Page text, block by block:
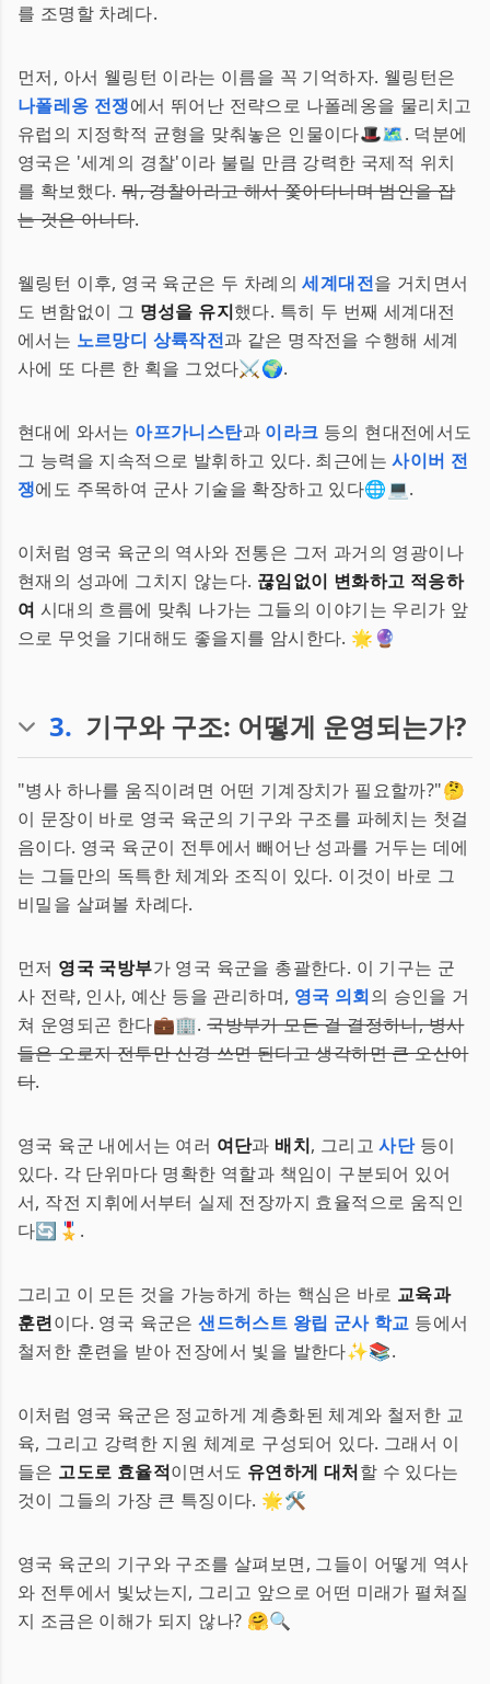
를 조명할 차례다.
먼저, 아서 웰링턴 이라는 이름을 꼭 기억하자. 웰링턴은
나폴레옹 전쟁에서 뛰어난 전략으로 나폴레옹을 물리치고
유럽의 지정학적 균형을 맞춰놓은 인물이다🎩🗺️. 덕분에
영국은 '세계의 경찰'이라 불릴 만큼 강력한 국제적 위치
를 확보했다.뭐, 경찰이라고 해서 쫓아다니며 범인을 잡
는 것은 아니다.
웰링턴 이후, 영국 육군은 두 차례의세계대전을 거치면서
도 변함없이 그 명성을 유지했다. 특히 두 번째 세계대전
에서는 노르망디 상륙작전과 같은 명작전을 수행해 세계
사에 또 다른 한 획을 그었다⚔️🌍.
현대에 와서는 아프가니스탄과 이라크 등의 현대전에서도
그 능력을 지속적으로 발휘하고 있다. 최근에는사이버 전
쟁에도 주목하여 군사 기술을 확장하고 있다🌐💻.
이처럼 영국 육군의 역사와 전통은 그저 과거의 영광이나
현재의 성과에 그치지 않는다. 끊임없이 변화하고 적응하
여 시대의 흐름에 맞춰 나가는 그들의 이야기는 우리가 앞
으로 무엇을 기대해도 좋을지를 암시한다. 🌟🔮
3. 기구와 구조: 어떻게 운영되는가?
"병사 하나를 움직이려면 어떤 기계장치가 필요할까?"🤔
이 문장이 바로 영국 육군의 기구와 구조를 파헤치는 첫걸
음이다. 영국 육군이 전투에서 빼어난 성과를 거두는 데에
는 그들만의 독특한 체계와 조직이 있다. 이것이 바로 그
비밀을 살펴볼 차례다.
먼저 영국 국방부가 영국 육군을 총괄한다. 이 기구는 군
사 전략, 인사, 예산 등을 관리하며, 영국 의회의 승인을 거
쳐 운영되곤 한다💼🏢.국방부가 모든 걸 결정하니, 병사
들은 오로지 전투만 신경 쓰면 된다고 생각하면 큰 오산이
다.
영국 육군 내에서는 여러 여단과 배치, 그리고사단등이
있다. 각 단위마다 명확한 역할과 책임이 구분되어 있어
서, 작전 지휘에서부터 실제 전장까지 효율적으로 움직인
다🔄🎖️.
그리고 이 모든 것을 가능하게 하는 핵심은 바로 교육과
훈련이다. 영국 육군은샌드허스트 왕립 군사 학교 등에서
철저한 훈련을 받아 전장에서 빛을 발한다✨📚.
이처럼 영국 육군은 정교하게 계층화된 체계와 철저한 교
육, 그리고 강력한 지원 체계로 구성되어 있다. 그래서 이
들은 고도로 효율적이면서도 유연하게 대처할 수 있다는
것이 그들의 가장 큰 특징이다. 🌟🛠️
영국 육군의 기구와 구조를 살펴보면, 그들이 어떻게 역사
와 전투에서 빛났는지, 그리고 앞으로 어떤 미래가 펼쳐질
지 조금은 이해가 되지 않나? 🤗🔍